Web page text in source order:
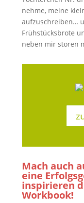
nehme, meine
aufzuschreiben…
Frühstücksbrote
neben mir stören
Mach auch
eine
inspirieren
Workbook!